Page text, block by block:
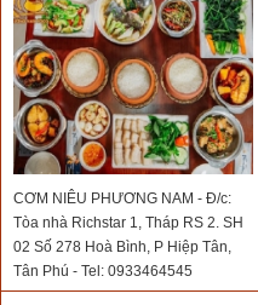
CƠM NIÊU PHƯƠNG NAM - Đ/c:
Tòa nhà Richstar 1, Tháp RS 2. SH
02 Số 278 Hoà Bình, P Hiệp Tân,
Tân Phú - Tel: 0933464545